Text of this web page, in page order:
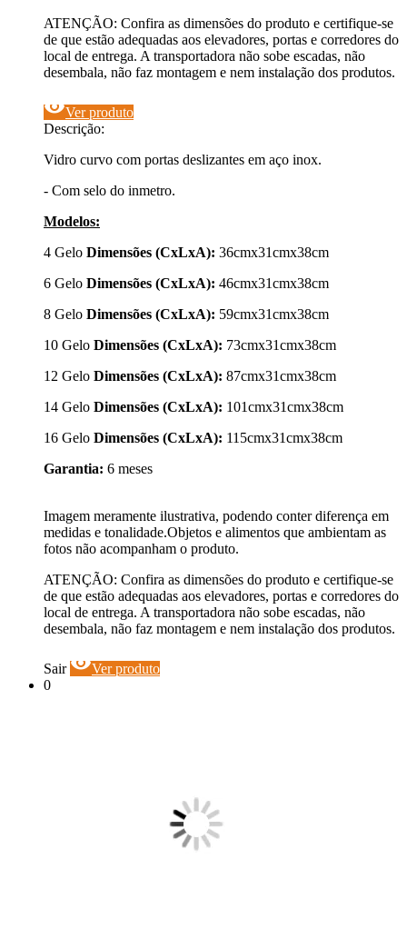
ATENÇÃO: Confira as dimensões do produto e certifique-se
de que estão adequadas aos elevadores, portas e corredores do
local de entrega. A transportadora não sobe escadas, não
desembala, não faz montagem e nem instalação dos produtos.
visibilityVer produto
Descrição:
Vidro curvo com portas deslizantes em aço inox.
- Com selo do inmetro.
Modelos:
4 Gelo Dimensões (CxLxA): 36cmx31cmx38cm
6 Gelo Dimensões (CxLxA): 46cmx31cmx38cm
8 Gelo Dimensões (CxLxA): 59cmx31cmx38cm
10 Gelo Dimensões (CxLxA): 73cmx31cmx38cm
12 Gelo Dimensões (CxLxA): 87cmx31cmx38cm
14 Gelo Dimensões (CxLxA): 101cmx31cmx38cm
16 Gelo Dimensões (CxLxA): 115cmx31cmx38cm
Garantia: 6 meses
Imagem meramente ilustrativa, podendo conter diferença em
medidas e tonalidade.Objetos e alimentos que ambientam as
fotos não acompanham o produto.
ATENÇÃO: Confira as dimensões do produto e certifique-se
de que estão adequadas aos elevadores, portas e corredores do
local de entrega. A transportadora não sobe escadas, não
desembala, não faz montagem e nem instalação dos produtos.
Sair visibilityVer produto
0